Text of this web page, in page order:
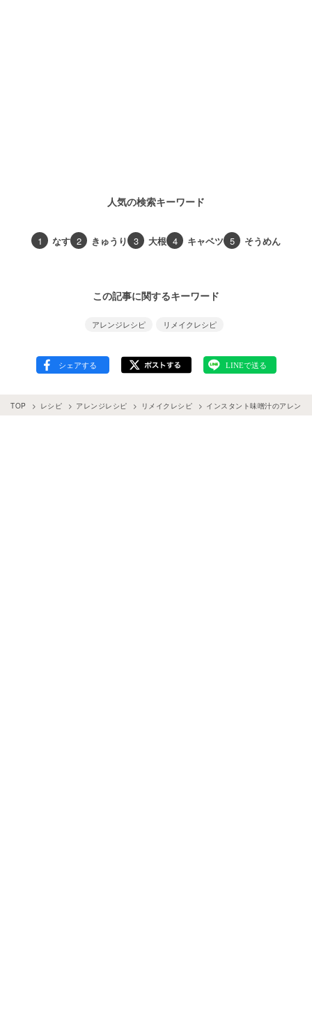
人気の検索キーワード
1 なす 2 きゅうり 3 大根 4 キャベツ 5 そうめん
この記事に関するキーワード
アレンジレシピ リメイクレシピ
TOP レシピ アレンジレシピ リメイクレシピ インスタント味噌汁のアレン